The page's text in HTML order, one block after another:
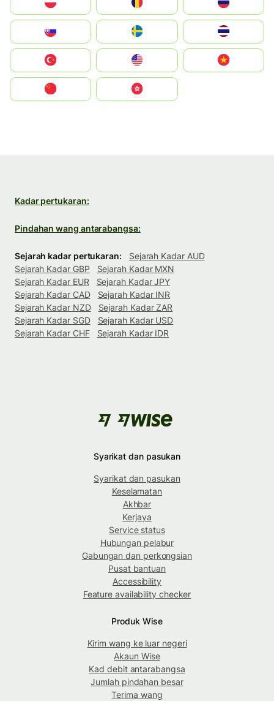
United States
中國香港特別行政區
Kadar pertukaran:
Pindahan wang antarabangsa:
Sejarah kadar pertukaran:
Sejarah Kadar AUD
Sejarah Kadar GBP
Sejarah Kadar MXN
Sejarah Kadar EUR
Sejarah Kadar JPY
Sejarah Kadar CAD
Sejarah Kadar INR
Sejarah Kadar NZD
Sejarah Kadar ZAR
Sejarah Kadar SGD
Sejarah Kadar USD
Sejarah Kadar CHF
Sejarah Kadar IDR
Syarikat dan pasukan
Syarikat dan pasukan
Keselamatan
Akhbar
Kerjaya
Service status
Hubungan pelabur
Gabungan dan perkongsian
Pusat bantuan
Accessibility
Feature availability checker
Produk Wise
Kirim wang ke luar negeri
Akaun Wise
Kad debit antarabangsa
Jumlah pindahan besar
Terima wang